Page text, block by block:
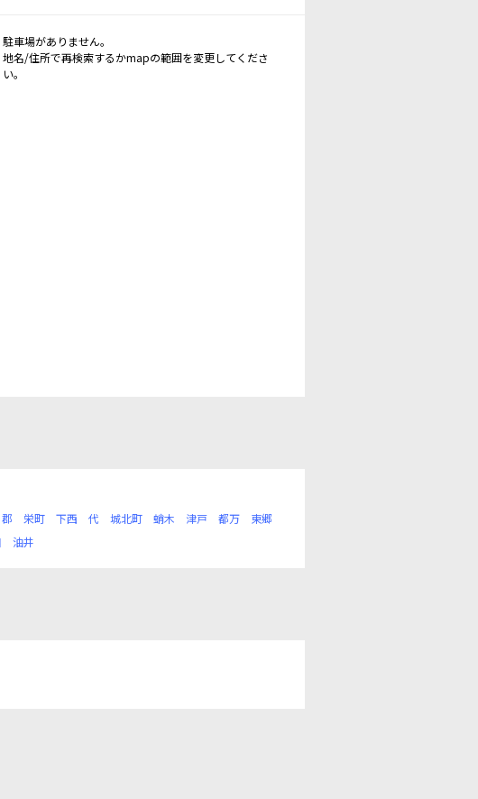
駐車場がありません。
地名/住所で再検索するかmapの範囲を変更してくださ
い。
郡 栄町 下西 代 城北町 蛸木 津戸 都万
東郷
油井